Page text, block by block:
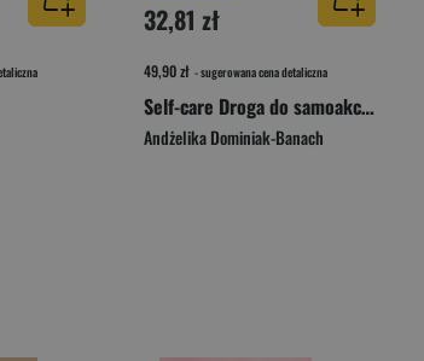
32,81 zł
49,90 zł - sugerowana cena detaliczna
Self-care Droga do samoakceptacji
Andżelika Dominiak-Banach